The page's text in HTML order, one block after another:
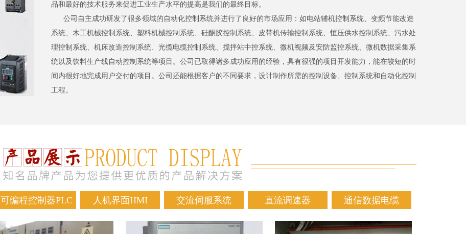
品和最好的技术服务来促进工业生产水平的提高是我们的最终目标。
公司自主成功研发了很多领域的自动化控制系统并进行了良好的市场应用：如电站辅机控制系统、变频节能改造
系统、木工机械控制系统、塑料机械控制系统、硅酮胶控制系统、皮带机传输控制系统、恒压供水控制系统、污水处
理控制系统、机床改造控制系统、光缆电缆控制系统、搅拌站中控系统、微机视频及安防监控系统、微机数据采集系
统以及饮料生产线自动控制系统等项目。公司已取得诸多成功应用的经验，具有很强的项目开发能力，能在较短的时
间内很好地完成用户交付的项目。公司还能根据客户的不同要求，设计制作所需的控制设备、控制系统和自动化控制
工程。
可编程控制器PLC 人机界面HMI 交流伺服系统 直流调速器 通信数据电缆